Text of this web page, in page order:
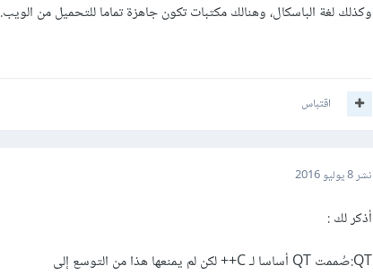
وكذلك لغة الباسكال، وهنالك مكتبات تكون جاهزة تماما للتحميل من الويب.
اقتباس
نشر8 يوليو 2016
أذكر لك :
QT:صُممت QT أساسا لـ C++ لكن لم يمنعها هذا من التوسع إلى